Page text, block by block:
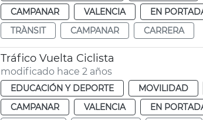
CAMPANAR
VALENCIA EN
TRÀNSIT
CAMPANAR CARRERA
Tráfico Vuelta Ciclista
modificado hace 2 años
EDUCACIÓN Y DEPORTE MOVILIDAD
CAMPANAR
VALENCIA EN